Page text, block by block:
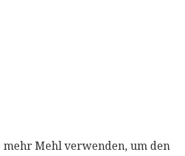
mehr Mehl verwenden, um den